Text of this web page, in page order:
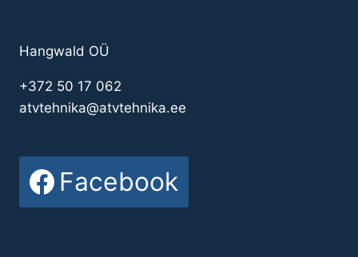
Hangwald OÜ
+372 50 17 062
atvtehnika@atvtehnika.ee
Facebook